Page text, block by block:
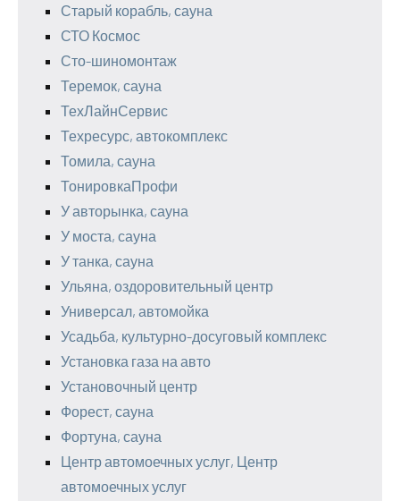
Старый корабль, сауна
СТО Космос
Сто-шиномонтаж
Теремок, сауна
ТехЛайнСервис
Техресурс, автокомплекс
Томила, сауна
ТонировкаПрофи
У авторынка, сауна
У моста, сауна
У танка, сауна
Ульяна, оздоровительный центр
Универсал, автомойка
Усадьба, культурно-досуговый комплекс
Установка газа на авто
Установочный центр
Форест, сауна
Фортуна, сауна
Центр автомоечных услуг, Центр
автомоечных услуг